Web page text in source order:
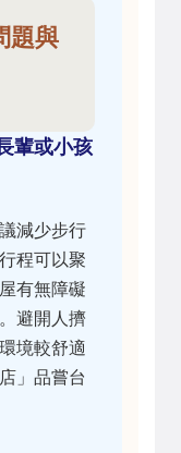
題與
輩或小孩
減少步行
程可以聚
有無障礙
避開人擠
境較舒適
」品嘗台